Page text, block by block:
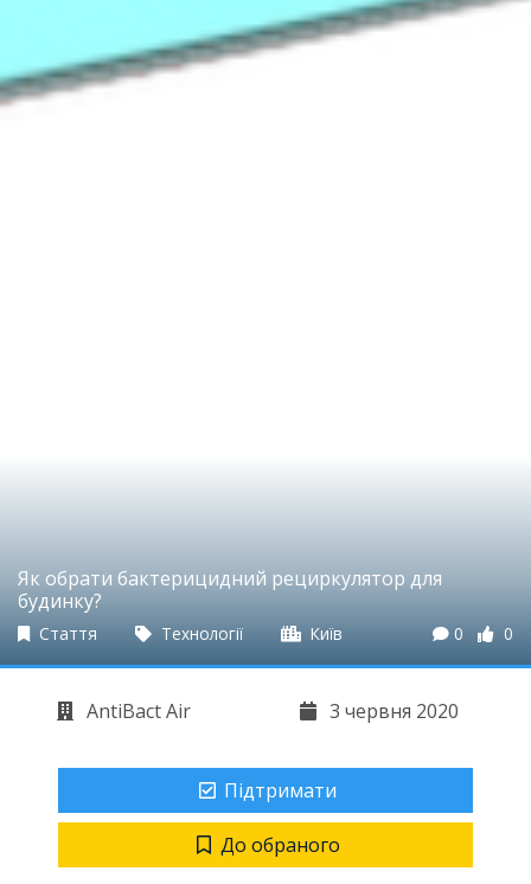
Як обрати бактерицидний рециркулятор для
будинку?
Стаття Технології Київ 0 0
AntiBact Air 3 червня 2020
Підтримати
До обраного